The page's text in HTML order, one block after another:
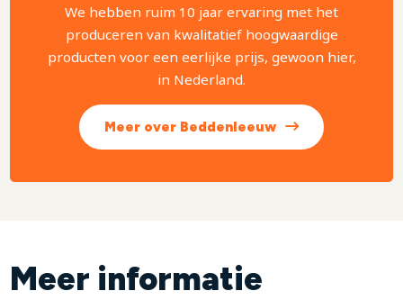
We hebben ruim 10 jaar ervaring met het
produceren van kwalitatief hoogwaardige
producten voor een eerlijke prijs, gewoon hier,
in Nederland.
Meer over Beddenleeuw
Meer informatie